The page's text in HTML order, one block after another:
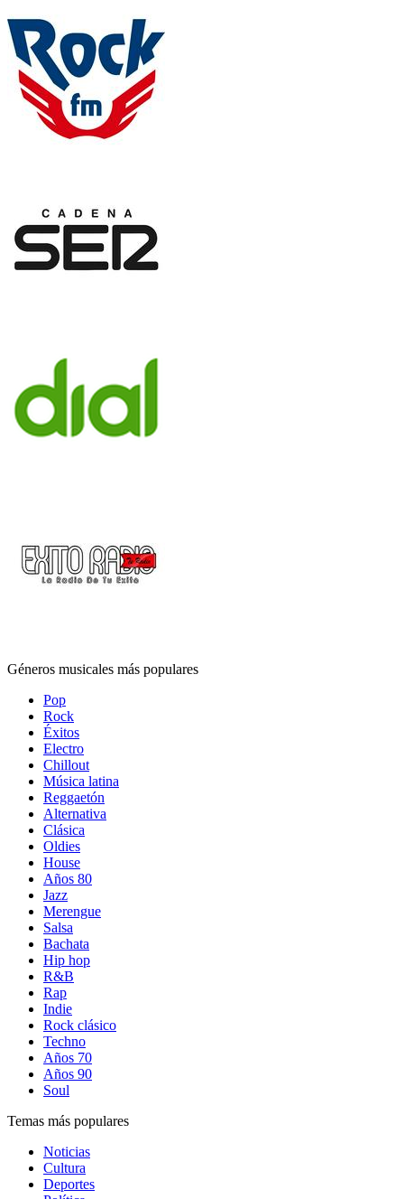
Géneros musicales más populares
Pop
Rock
Éxitos
Electro
Chillout
Música latina
Reggaetón
Alternativa
Clásica
Oldies
House
Años 80
Jazz
Merengue
Salsa
Bachata
Hip hop
R&B
Rap
Indie
Rock clásico
Techno
Años 70
Años 90
Soul
Temas más populares
Noticias
Cultura
Deportes